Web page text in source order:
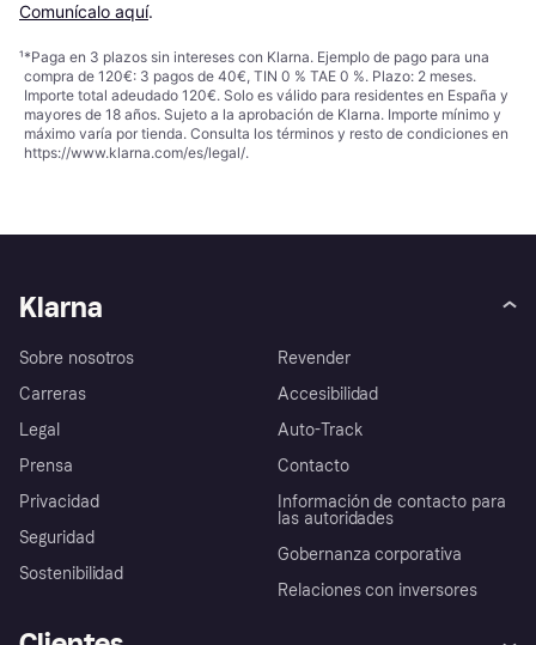
Comunícalo aquí.
¹*Paga en 3 plazos sin intereses con Klarna. Ejemplo de pago para una
compra de 120€: 3 pagos de 40€, TIN 0 % TAE 0 %. Plazo: 2 meses.
Importe total adeudado 120€. Solo es válido para residentes en España y
mayores de 18 años. Sujeto a la aprobación de Klarna. Importe mínimo y
máximo varía por tienda. Consulta los términos y resto de condiciones en
https://www.klarna.com/es/legal/.
Klarna
Sobre nosotros
Carreras
Legal
Prensa
Privacidad
Seguridad
Sostenibilidad
Revender
Accesibilidad
Auto-Track
Contacto
Información de contacto para
las autoridades
Gobernanza corporativa
Relaciones con inversores